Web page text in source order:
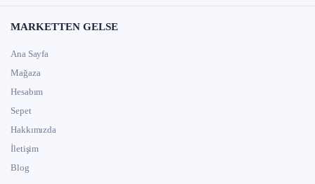
MARKETTEN GELSE
Ana Sayfa
Mağaza
Hesabım
Sepet
Hakkımızda
İletişim
Blog